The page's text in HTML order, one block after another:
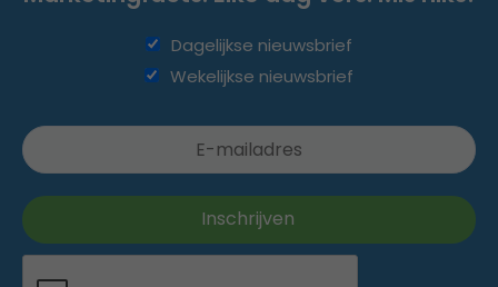
Dagelijkse nieuwsbrief
Wekelijkse nieuwsbrief